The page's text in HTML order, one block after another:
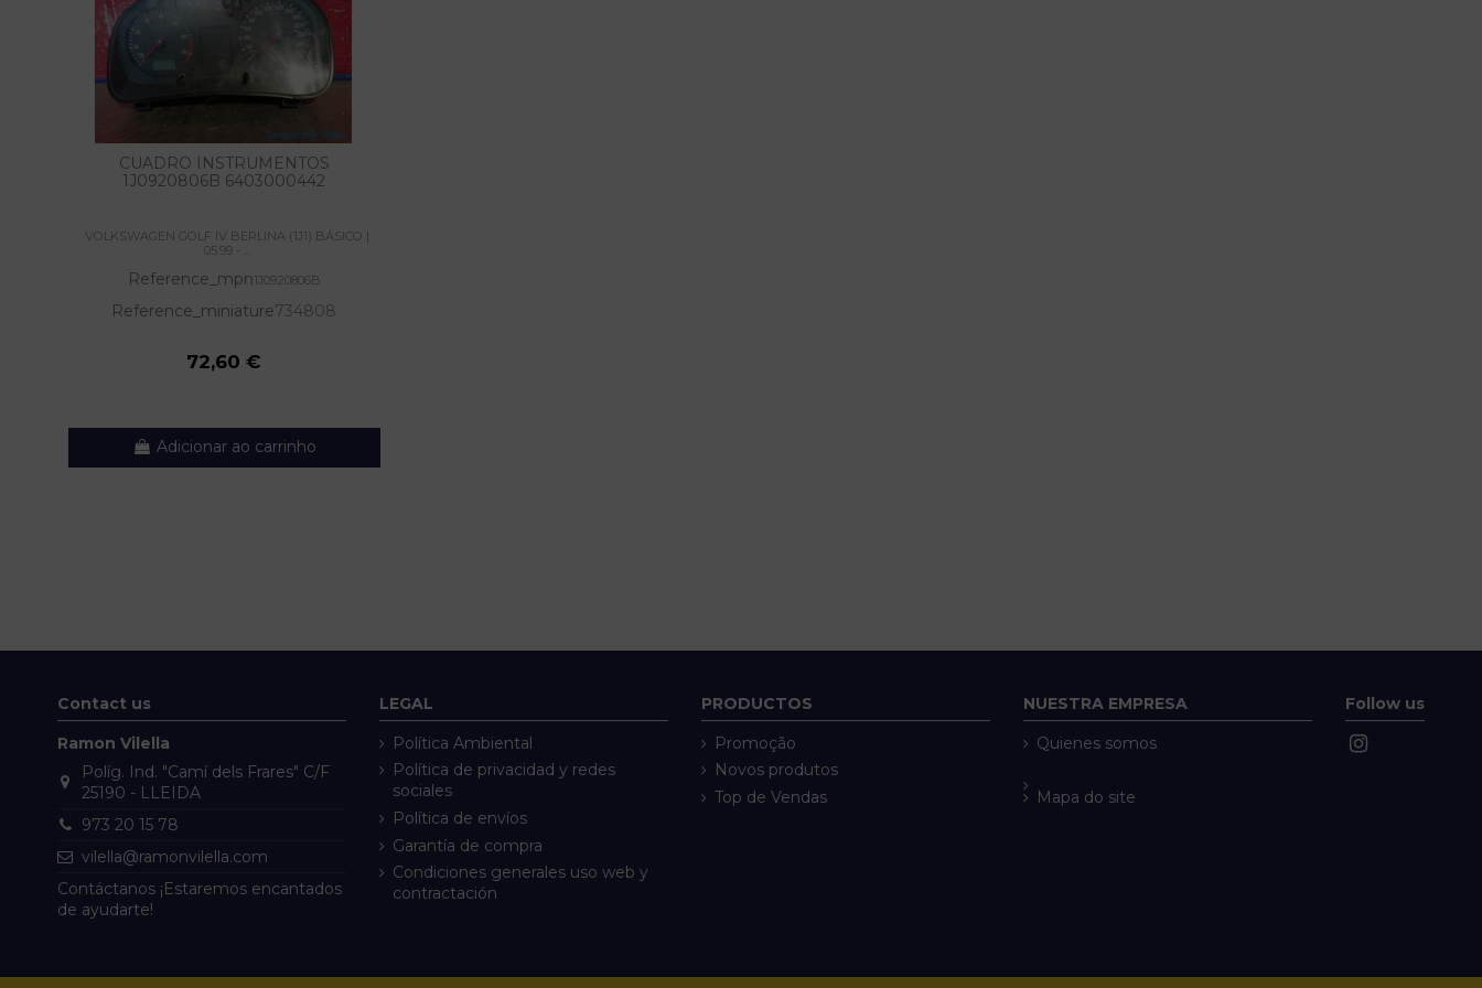
CUADRO INSTRUMENTOS
1J0920806B 6403000442
VOLKSWAGEN GOLF IV BERLINA (1J1) BÁSICO |
05.99 - ...
Reference_mpn1J0920806B
Reference_miniature734808
72,60 €
Adicionar ao carrinho
Contact us
Ramon Vilella
Políg. Ind. "Camí dels Frares" C/F
25190 - LLEIDA
973 20 15 78
vilella@ramonvilella.com
Contáctanos ¡Estaremos encantados
de ayudarte!
LEGAL
Política Ambiental
Política de privacidad y redes
sociales
Política de envíos
Garantía de compra
Condiciones generales uso web y
contractación
PRODUCTOS
Promoção
Novos produtos
Top de Vendas
NUESTRA EMPRESA
Quienes somos
Mapa do site
Follow us